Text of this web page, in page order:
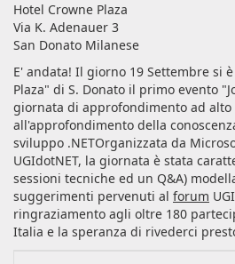
Hotel Crowne Plaza
Via K. Adenauer 3
San Donato Milanese
E' andata! Il giorno 19 Settembre si
Plaza" di S. Donato il primo evento
giornata di approfondimento ad alto
all'approfondimento della
sviluppo .NETOrganizzata da
UGIdotNET, la giornata è stata
sessioni tecniche ed un Q&A)
suggerimenti pervenuti al forum
ringraziamento agli oltre 180
Italia e la speranza di rivederci